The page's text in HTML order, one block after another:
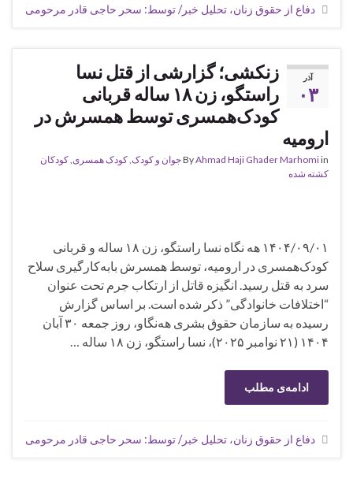
دفاع از حقوق زنان، تحلیل خبر/ توسط: سحر حاجی قادر مرحومی
آذر
۰۳
زنکشی؛ گزارشی از قتل نسا
راستگو، زن ۱۸ ساله قربانی
کودک‌همسری توسط همسرش در
ارومیە
ByAhmad Haji Ghader Marhomiin جوان و کودک کودک همسری کودکان
کشته شده
۱۴۰۴/۰۹/۰۱ هه نگاه نسا راستگو، زن ۱۸ ساله و قربانی
کودک‌همسری در ارومیه، توسط همسرش بابەکارگیری سلاح
سرد به قتل رسید. انگیزه قاتل از ارتکاب جرم تحت عنوان
“اختلافات خانوادگی” ذکر شده است. بر اساس گزارش
رسیده به سازمان حقوق بشری هه‌نگاو، روز جمعه ۳۰ آبان
۱۴۰۴ (۲۱ نوامبر ۲۰۲۵)، نسا راستگو، زن ١٨ سالە …
ادامه‌ی مطلب
دفاع از حقوق زنان، تحلیل خبر/ توسط: سحر حاجی قادر مرحومی